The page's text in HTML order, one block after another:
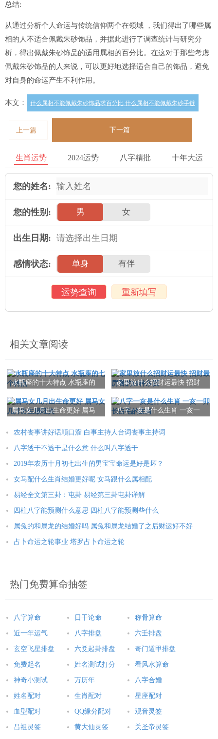
总结:
从通过分析个人命运与传统信仰两个在领域 ，我们得出了哪些属
相的人不适合佩戴朱砂饰品，并据此进行了调查统计与研究分
析，得出佩戴朱砂饰品的适用属相的百分比。在这对于那些考虑
佩戴朱砂饰品的人来说，可以更好地选择适合自己的饰品，避免
对自身的命运产生不利作用。
本文： 什么属相不能佩戴朱砂饰品求百分比 什么属相不能佩戴朱砂手链
上一篇 下一篇
生肖运势 2024运势 八字精批 十年大运
您的姓名:
您的性别: 男 女
出生日期:
感情状态: 单身 有伴
运势查询 重新填写
相关文章阅读
水瓶座的十大特点 水瓶座的
家里放什么招财运最快 招财
属马女几月出生命更好 属马
八字一亥是什么生肖 一亥一
农村丧事讲好话顺口溜 白事主持人台词丧事主持词
八字透干不透干是什么意 什么叫八字透干
2019年农历十月初七出生的男宝宝命运是好是坏？
女马配什么生肖结婚更好呢 女马跟什么属相配
易经全文第三卦：屯卦 易经第三卦屯卦详解
四柱八字能预测什么意思 四柱八字能预测些什么
属兔的和属龙的结婚好吗 属兔和属龙结婚了之后财运好不好
占卜命运之轮事业 塔罗占卜命运之轮
热门免费算命抽签
八字算命 日干论命 称骨算命
近一年运气 八字排盘 六壬排盘
玄空飞星排盘 六爻起卦排盘 奇门遁甲排盘
免费起名 姓名测试打分 看风水算命
神奇小测试 万历年 八字合婚
姓名配对 生肖配对 星座配对
血型配对 QQ缘分配对 观音灵签
吕祖灵签 黄大仙灵签 关圣帝灵签